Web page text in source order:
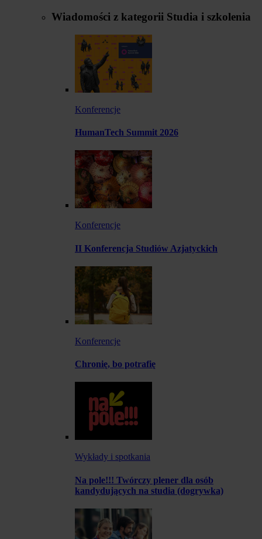
Wiadomości z kategorii Studia i szkolenia
Konferencje
HumanTech Summit 2026
Konferencje
II Konferencja Studiów Azjatyckich
Konferencje
Chronię, bo potrafię
Wykłady i spotkania
Na pole!!! Twórczy plener dla osób
kandydujących na studia (dogrywka)